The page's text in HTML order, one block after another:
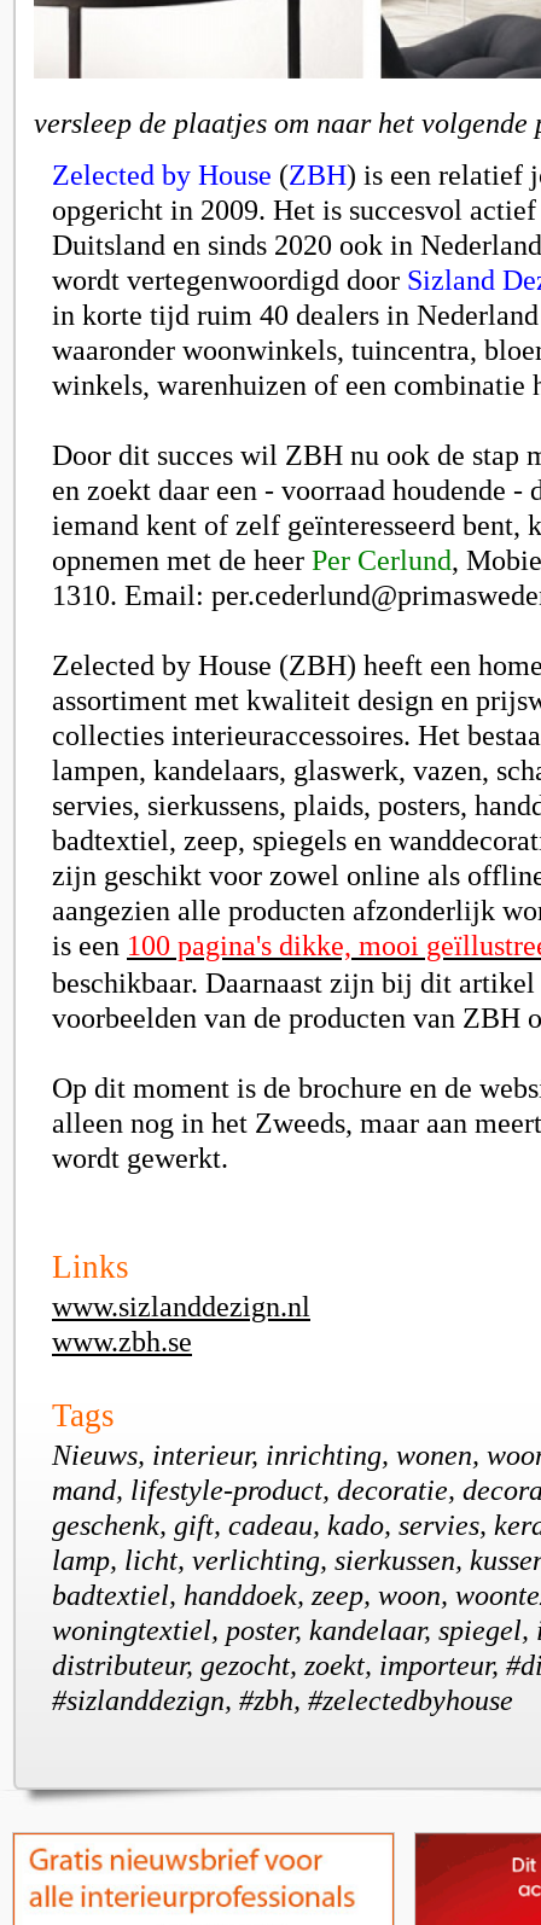
versleep de plaatjes om naar het
Zelected by House (ZBH) is een relatief
opgericht in 2009. Het is succesvol
Duitsland en sinds 2020 ook in
wordt vertegenwoordigd door Sizland
in korte tijd ruim 40 dealers in
waaronder woonwinkels, tuincentra,
winkels, warenhuizen of een combinatie
Door dit succes wil ZBH nu ook de stap
en zoekt daar een - voorraad houdende -
iemand kent of zelf geïnteresseerd bent,
opnemen met de heer Per Cerlund,
1310. Email:
Zelected by House (ZBH) heeft een
assortiment met kwaliteit design en
collecties interieuraccessoires. Het
lampen, kandelaars, glaswerk, vazen,
servies, sierkussens, plaids, posters,
badtextiel, zeep, spiegels en
zijn geschikt voor zowel online als
aangezien alle producten afzonderlijk
is een 100 pagina's dikke, mooi
beschikbaar. Daarnaast zijn bij dit artikel
voorbeelden van de producten van ZBH
Op dit moment is de brochure en de
alleen nog in het Zweeds, maar aan
wordt gewerkt.
Links
www.sizlanddezign.nl
www.zbh.se
Tags
Nieuws, interieur, inrichting, wonen,
mand, lifestyle-product, decoratie,
geschenk, gift, cadeau, kado, servies,
lamp, licht, verlichting, sierkussen,
badtextiel, handdoek, zeep, woon,
woningtextiel, poster, kandelaar, spiegel,
distributeur, gezocht, zoekt, importeur,
#sizlanddezign, #zbh, #zelectedbyhouse